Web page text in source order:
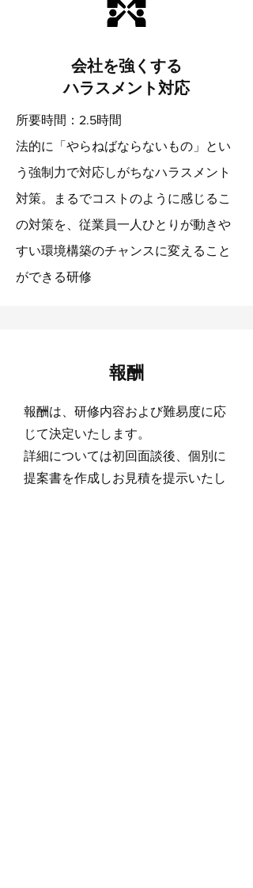
会社を強くする
​ハラスメント対応
所要時間：2.5時間
法的に「やらねばならないもの」とい
う強制力で対応しがちなハラスメント
対策。まるでコストのように感じるこ
の対策を、従業員一人ひとりが動きや
すい環境構築のチャンスに変えること
ができる研修
報酬
報酬は、研修内容および難易度に応
じて決定いたします。​
詳細については初回面談後、個別に
提案書を作成しお見積を提示いたし